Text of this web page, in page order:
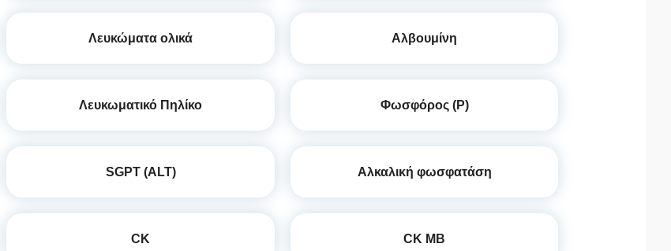
Λευκώματα ολικά Αλβουμίνη
Λευκωματικό Πηλίκο Φωσφόρος (P)
SGPT (ALT) Αλκαλική φωσφατάση
CK CK MB